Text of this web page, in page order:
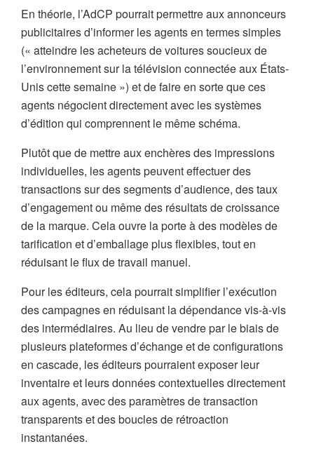
En théorie, l’AdCP pourrait permettre aux annonceurs
publicitaires d’informer les agents en termes simples
(« atteindre les acheteurs de voitures soucieux de
l’environnement sur la télévision connectée aux États-
Unis cette semaine ») et de faire en sorte que ces
agents négocient directement avec les systèmes
d’édition qui comprennent le même schéma.
Plutôt que de mettre aux enchères des impressions
individuelles, les agents peuvent effectuer des
transactions sur des segments d’audience, des taux
d’engagement ou même des résultats de croissance
de la marque. Cela ouvre la porte à des modèles de
tarification et d’emballage plus flexibles, tout en
réduisant le flux de travail manuel.
Pour les éditeurs, cela pourrait simplifier l’exécution
des campagnes en réduisant la dépendance vis-à-vis
des intermédiaires. Au lieu de vendre par le biais de
plusieurs plateformes d’échange et de configurations
en cascade, les éditeurs pourraient exposer leur
inventaire et leurs données contextuelles directement
aux agents, avec des paramètres de transaction
transparents et des boucles de rétroaction
instantanées.